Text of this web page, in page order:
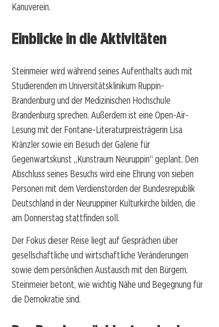
Kanuverein.
Einblicke in die Aktivitäten
Steinmeier wird während seines Aufenthalts auch mit
Studierenden im Universitätsklinikum Ruppin-
Brandenburg und der Medizinischen Hochschule
Brandenburg sprechen. Außerdem ist eine Open-Air-
Lesung mit der Fontane-Literaturpreisträgerin Lisa
Kränzler sowie ein Besuch der Galerie für
Gegenwartskunst „Kunstraum Neuruppin“ geplant. Den
Abschluss seines Besuchs wird eine Ehrung von sieben
Personen mit dem Verdienstorden der Bundesrepublik
Deutschland in der Neuruppiner Kulturkirche bilden, die
am Donnerstag stattfinden soll.
Der Fokus dieser Reise liegt auf Gesprächen über
gesellschaftliche und wirtschaftliche Veränderungen
sowie dem persönlichen Austausch mit den Bürgern.
Steinmeier betont, wie wichtig Nähe und Begegnung für
die Demokratie sind.